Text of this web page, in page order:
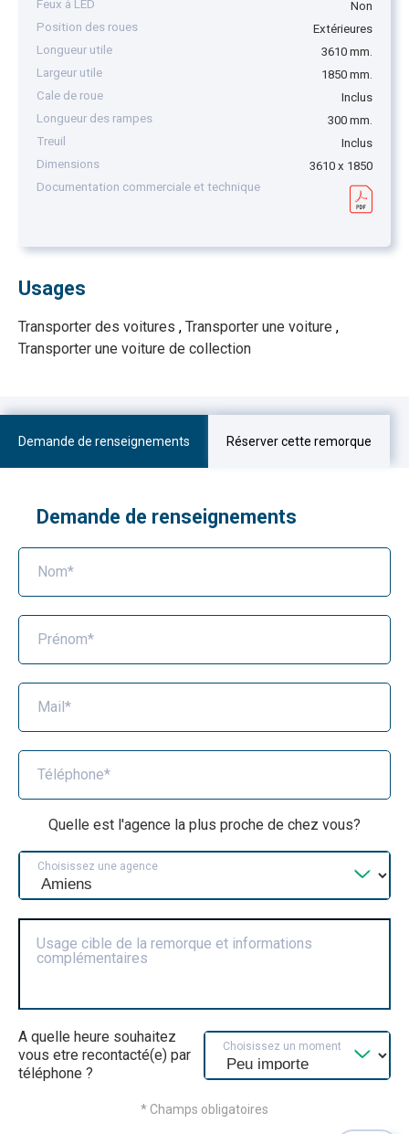
Feux à LED
Non
Position des roues
Extérieures
Longueur utile
3610 mm.
Largeur utile
1850 mm.
Cale de roue
Inclus
Longueur des rampes
300 mm.
Treuil
Inclus
Dimensions
3610 x 1850
Documentation commerciale et technique
Usages
Transporter des voitures , Transporter une voiture ,
Transporter une voiture de collection
Demande de renseignements Réserver cette remorque
Demande de renseignements
Nom*
Prénom*
Mail*
Téléphone*
Quelle est l'agence la plus proche de chez vous?
Choisissez une agence
Usage cible de la remorque et informations
complémentaires
A quelle heure souhaitez
vous etre recontacté(e) par
téléphone ?
Choisissez un moment
* Champs obligatoires